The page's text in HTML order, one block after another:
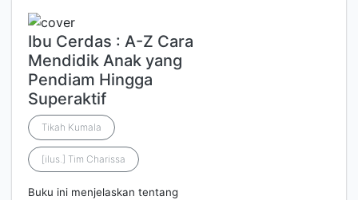
Ibu Cerdas : A-Z Cara
Mendidik Anak yang
Pendiam Hingga
Superaktif
Tikah Kumala
[ilus.] Tim Charissa
Buku ini menjelaskan tentang